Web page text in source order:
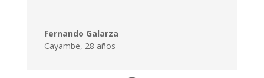
Fernando Galarza
Cayambe, 28 años